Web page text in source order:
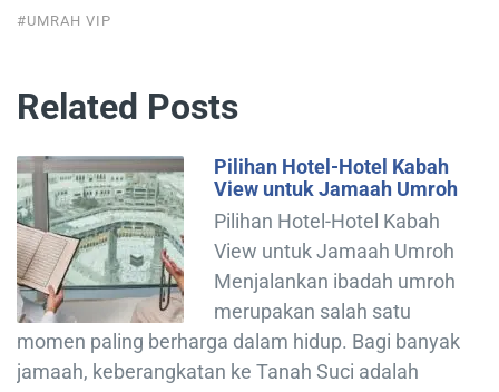
#UMRAH VIP
Related Posts
Pilihan Hotel-Hotel Kabah
View untuk Jamaah Umroh
Pilihan Hotel-Hotel Kabah
View untuk Jamaah Umroh
Menjalankan ibadah umroh
merupakan salah satu
momen paling berharga dalam hidup. Bagi banyak
jamaah, keberangkatan ke Tanah Suci adalah